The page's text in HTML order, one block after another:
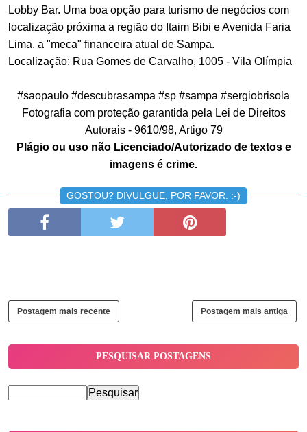
Lobby Bar. Uma boa opção para turismo de negócios com
localização próxima a região do Itaim Bibi e Avenida Faria
Lima, a "meca" financeira atual de Sampa.
Localização: Rua Gomes de Carvalho, 1005 - Vila Olímpia
#saopaulo #descubrasampa #sp #sampa #sergiobrisola
Fotografia com proteção garantida pela Lei de Direitos
Autorais - 9610/98, Artigo 79
Plágio ou uso não Licenciado/Autorizado de textos e
imagens é crime.
GOSTOU? DIVULGUE, POR FAVOR. :-)
Postagem mais recente Postagem mais antiga
PESQUISAR POSTAGENS